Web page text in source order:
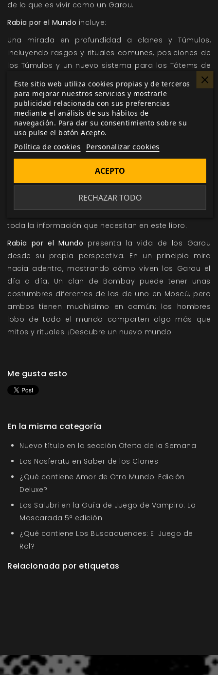
de lo que es vivir como un Garou.
Rabia por el Mundo incluye:
Una mirada en profundidad a clanes y Túmulos,
incluyendo rasgos y rituales comunes, posiciones de
los Túmulos y un nuevo sistema para los Tótems de
Historias de los viajes de tres Garou, destacando los
peligros y oportunidades de la Tejedora, el Kaos y el
Wyrm
Nuevos antagonistas, Tótems, Dones, Ritos y Fetiches.
Además de un vistazo detallado a clanes y Túmulos,
tres Garou que se han dedicado a descubrir más
sobre la Tríada. Los Narradores que deseen extender
su mundo, y los jugadores que deseen que sus
personajes acepten un cargo en su clan encontrarán
toda la información que necesitan en este libro.
Rabia por el Mundo presenta la vida de los Garou
desde su propia perspectiva. En un principio mira
hacia adentro, mostrando cómo viven los Garou el
día a día. Un clan de Bombay puede tener unas
costumbres diferentes de las de uno en Moscú, pero
ambos tienen muchísimo en común; los hombres
lobo de todo el mundo comparten algo más que
mitos y rituales. ¡Descubre un nuevo mundo!
Me gusta esto
En la misma categoría
Nuevo título en la sección Oferta de la Semana
Los Nosferatu en Saber de los Clanes
¿Qué contiene Amor de Otro Mundo: Edición
Deluxe?
Los Salubri en la Guía de Juego de Vampiro: La
Mascarada 5ª edición
¿Qué contiene Los Buscaduendes: El Juego de
Rol?
Relacionada por etiquetas
Este sitio web utiliza cookies propias y de terceros
para mejorar nuestros servicios y mostrarle
publicidad relacionada con sus preferencias
mediante el análisis de sus hábitos de
navegación. Para dar su consentimiento sobre su
uso pulse el botón Acepto.
Política de cookies Personalizar cookies
RECHAZAR TODO
ACEPTO